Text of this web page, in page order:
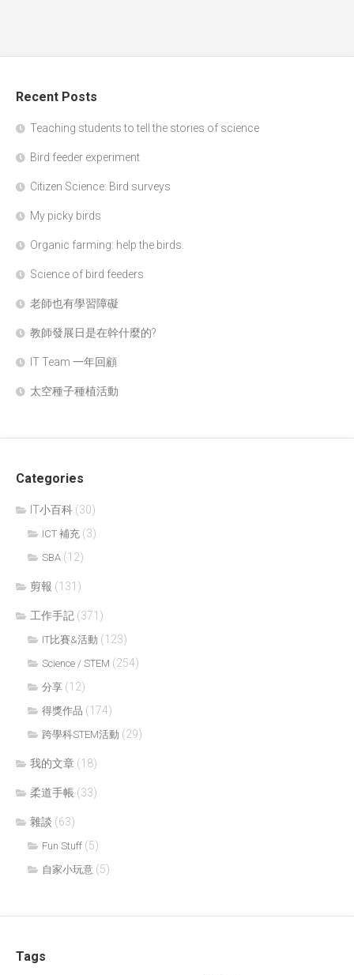
Recent Posts
Teaching students to tell the stories of science
Bird feeder experiment
Citizen Science: Bird surveys
My picky birds
Organic farming: help the birds.
Science of bird feeders
老師也有學習障礙
教師發展日是在幹什麼的?
IT Team 一年回顧
太空種子種植活動
Categories
IT小百科 (30)
ICT 補充 (3)
SBA (12)
剪報 (131)
工作手記 (371)
IT比賽&活動 (123)
Science / STEM (254)
分享 (12)
得獎作品 (174)
跨學科STEM活動 (29)
我的文章 (18)
柔道手帳 (33)
雜談 (63)
Fun Stuff (5)
自家小玩意 (5)
Tags